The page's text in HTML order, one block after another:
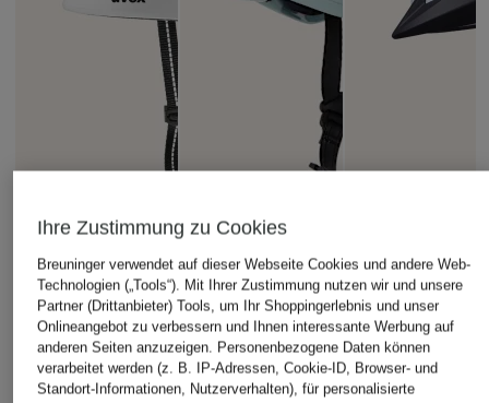
uvex
Fahrradhelm URBAN
KASK
Fahrradhelm MOJITO
SPECIALIZED
Fahrradhelm
Ihre Zustimmung zu Cookies
Breuninger verwendet auf dieser Webseite Cookies und andere Web-
Technologien („Tools“). Mit Ihrer Zustimmung nutzen wir und unsere
Partner (Drittanbieter) Tools, um Ihr Shoppingerlebnis und unser
Onlineangebot zu verbessern und Ihnen interessante Werbung auf
anderen Seiten anzuzeigen. Personenbezogene Daten können
verarbeitet werden (z. B. IP-Adressen, Cookie-ID, Browser- und
Standort-Informationen, Nutzerverhalten), für personalisierte